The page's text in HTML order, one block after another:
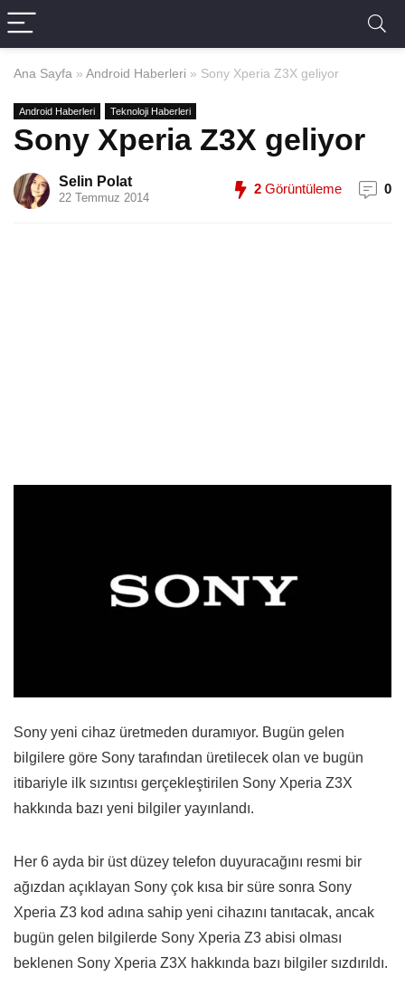
Ana Sayfa » Android Haberleri » Sony Xperia Z3X geliyor
Android Haberleri Teknoloji Haberleri
Sony Xperia Z3X geliyor
Selin Polat
22 Temmuz 2014
2 Görüntüleme 0
Sony yeni cihaz üretmeden duramıyor. Bugün gelen
bilgilere göre Sony tarafından üretilecek olan ve bugün
itibariyle ilk sızıntısı gerçekleştirilen Sony Xperia Z3X
hakkında bazı yeni bilgiler yayınlandı.
Her 6 ayda bir üst düzey telefon duyuracağını resmi bir
ağızdan açıklayan Sony çok kısa bir süre sonra Sony
Xperia Z3 kod adına sahip yeni cihazını tanıtacak, ancak
bugün gelen bilgilerde Sony Xperia Z3 abisi olması
beklenen Sony Xperia Z3X hakkında bazı bilgiler sızdırıldı.